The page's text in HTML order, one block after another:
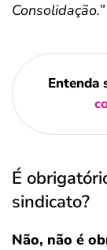
Consolidação.”
Entenda
É
sindicato?
Não, não é